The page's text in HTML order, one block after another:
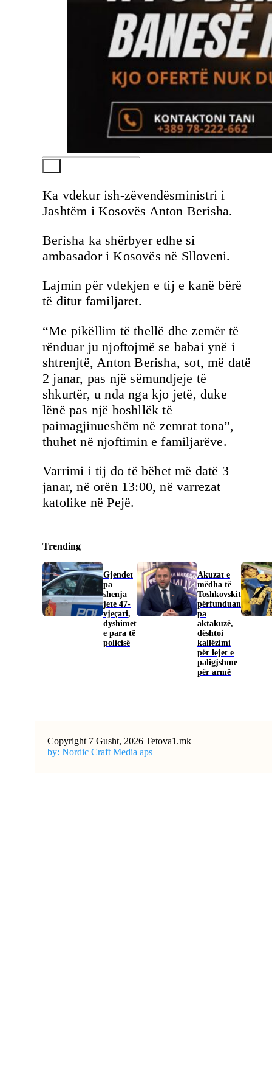
Ka vdekur ish-zëvendësministri i
Jashtëm i Kosovës Anton Berisha.
Berisha ka shërbyer edhe si
ambasador i Kosovës në Slloveni.
Lajmin për vdekjen e tij e kanë bërë
të ditur familjaret.
“Me pikëllim të thellë dhe zemër të
rënduar ju njoftojmë se babai ynë i
shtrenjtë, Anton Berisha, sot, më datë
2 janar, pas një sëmundjeje të
shkurtër, u nda nga kjo jetë, duke
lënë pas një boshllëk të
paimagjinueshëm në zemrat tona”,
thuhet në njoftimin e familjarëve.
Varrimi i tij do të bëhet më datë 3
janar, në orën 13:00, në varrezat
katolike në Pejë.
Trending
Gjendet
pa
shenja
jete 47-
vjeçari,
dyshimet
e para të
policisë
Akuzat e
mëdha të
Toshkovskit
përfunduan
pa
aktakuzë,
dështoi
kallëzimi
për lejet e
paligjshme
për armë
Copyright 7 Gusht, 2026 Tetova1.mk
by: Nordic Craft Media aps